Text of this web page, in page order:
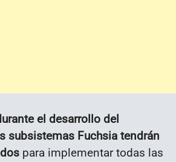
el desarrollo del
subsistemas Fuchsia tendrán
para implementar todas las